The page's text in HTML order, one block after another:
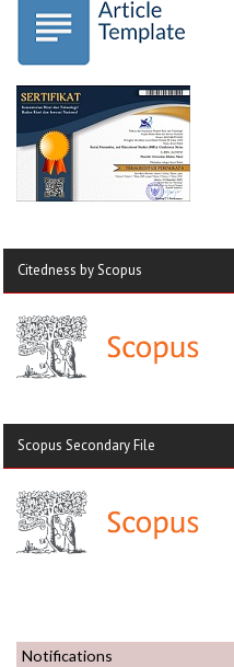
Citedness by Scopus
Scopus Secondary File
Notifications